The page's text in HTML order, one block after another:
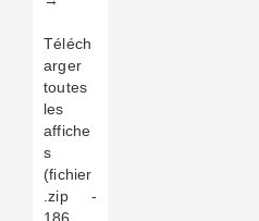
Téléch
arger
toutes
les
affiche
s
(fichier
.zip -